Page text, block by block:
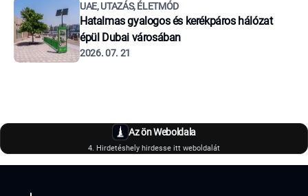
UAE, UTAZÁS, ÉLETMÓD
Hatalmas gyalogos és kerékpáros hálózat
épül Dubai városában
2026. 07. 21
Az ön Weboldala
4. Hirdetéshely hirdesse itt weboldalát